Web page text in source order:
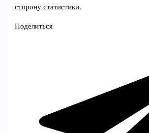
сторону статистики.
Поделиться